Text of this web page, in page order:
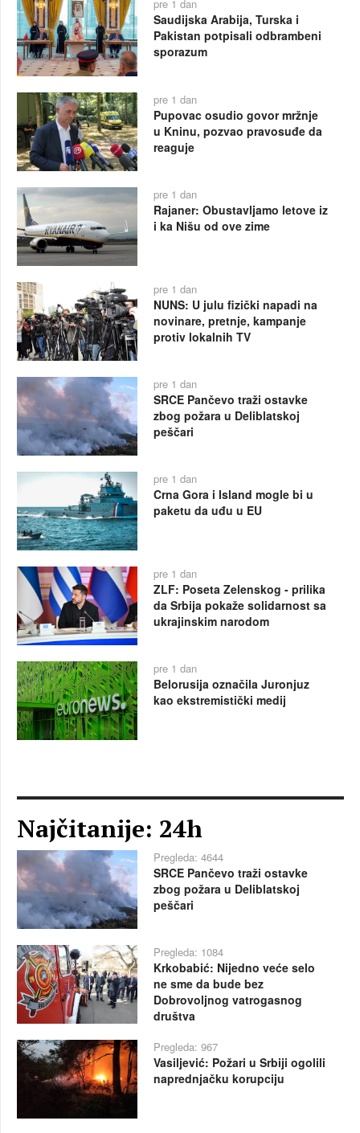
pre 1 dan
Saudijska Arabija, Turska i
Pakistan potpisali odbrambeni
sporazum
pre 1 dan
Pupovac osudio govor mržnje
u Kninu, pozvao pravosuđe da
reaguje
pre 1 dan
Rajaner: Obustavljamo letove iz
i ka Nišu od ove zime
pre 1 dan
NUNS: U julu fizički napadi na
novinare, pretnje, kampanje
protiv lokalnih TV
pre 1 dan
SRCE Pančevo traži ostavke
zbog požara u Deliblatskoj
peščari
pre 1 dan
Crna Gora i Island mogle bi u
paketu da uđu u EU
pre 1 dan
ZLF: Poseta Zelenskog - prilika
da Srbija pokaže solidarnost sa
ukrajinskim narodom
pre 1 dan
Belorusija označila Juronjuz
kao ekstremistički medij
Najčitanije: 24h
Pregleda: 4644
SRCE Pančevo traži ostavke
zbog požara u Deliblatskoj
peščari
Pregleda: 1084
Krkobabić: Nijedno veće selo
ne sme da bude bez
Dobrovoljnog vatrogasnog
društva
Pregleda: 967
Vasiljević: Požari u Srbiji ogolili
naprednjačku korupciju